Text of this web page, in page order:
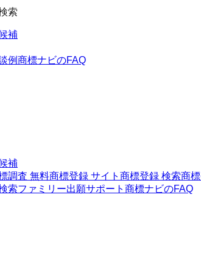
索
補
例商標ナビのFAQ
補
調査 無料商標登録 サイト 商標登録 検索商
索ファミリー出願サポート 商標ナビのFAQ